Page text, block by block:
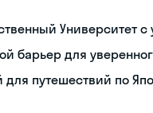
Университет
барьер для
для путешествий по